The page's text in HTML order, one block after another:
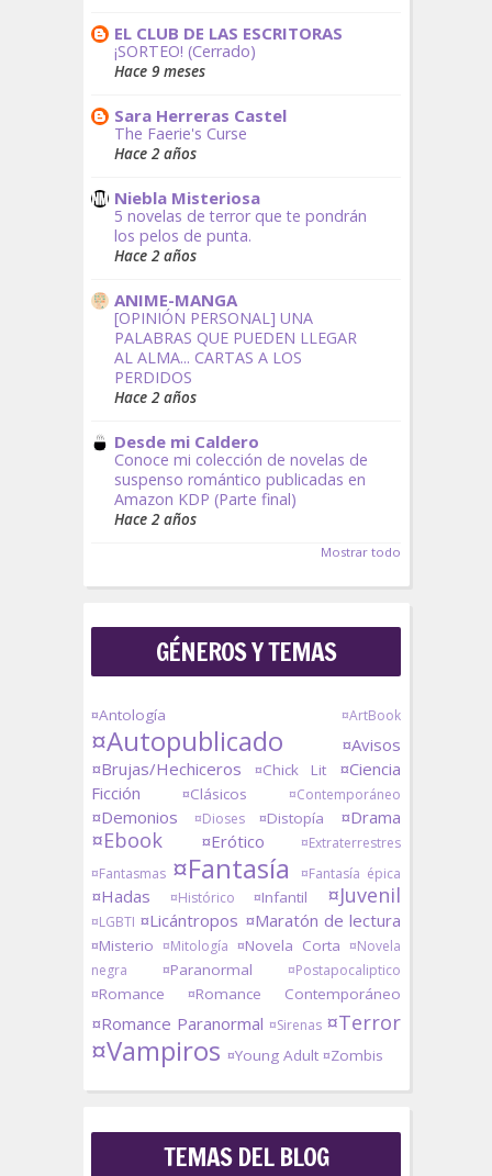
EL CLUB DE LAS ESCRITORAS
¡SORTEO! (Cerrado)
Hace 9 meses
Sara Herreras Castel
The Faerie's Curse
Hace 2 años
Niebla Misteriosa
5 novelas de terror que te pondrán
los pelos de punta.
Hace 2 años
ANIME-MANGA
[OPINIÓN PERSONAL] UNA
PALABRAS QUE PUEDEN LLEGAR
AL ALMA... CARTAS A LOS
PERDIDOS
Hace 2 años
Desde mi Caldero
Conoce mi colección de novelas de
suspenso romántico publicadas en
Amazon KDP (Parte final)
Hace 2 años
Mostrar todo
GÉNEROS Y TEMAS
¤Antología ¤ArtBook
¤Autopublicado
¤Avisos
¤Brujas/Hechiceros
¤Chick Lit
¤Ciencia
Ficción
¤Clásicos ¤Contemporáneo
¤Demonios ¤Dioses ¤Distopía ¤Drama
¤Ebook ¤Erótico
¤Extraterrestres
¤Fantasmas ¤Fantasía ¤Fantasía épica
¤Hadas ¤Histórico ¤Infantil ¤Juvenil
¤LGBTI ¤Licántropos ¤Maratón de lectura
¤Misterio ¤Mitología ¤Novela Corta ¤Novela
negra
¤Paranormal ¤Postapocaliptico
¤Romance ¤Romance Contemporáneo
¤Romance Paranormal ¤Sirenas ¤Terror
¤Vampiros ¤Young Adult ¤Zombis
TEMAS DEL BLOG